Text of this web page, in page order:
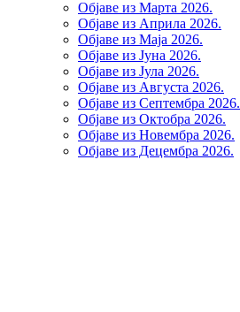
Објаве из Марта 2026.
Објаве из Априла 2026.
Објаве из Маја 2026.
Објаве из Јуна 2026.
Објаве из Јула 2026.
Објаве из Августа 2026.
Објаве из Септембра 2026.
Објаве из Октобра 2026.
Објаве из Новембра 2026.
Објаве из Децембра 2026.